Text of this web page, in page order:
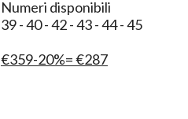
Numeri disponibili
39 - 40 - 42 - 43 - 44 - 45
€359-20%= €287